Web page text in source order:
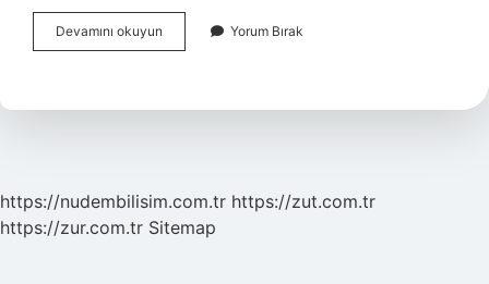
Devamını okuyun
Krizinde
Kadar
Yorum Bırak
https://nudembilisim.com.tr https://zut.com.tr
https://zur.com.tr Sitemap